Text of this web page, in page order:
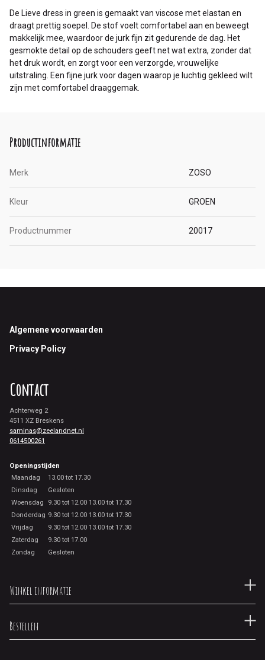
De Lieve dress in green is gemaakt van viscose met elastan en
draagt prettig soepel. De stof voelt comfortabel aan en beweegt
makkelijk mee, waardoor de jurk fijn zit gedurende de dag. Het
gesmokte detail op de schouders geeft net wat extra, zonder dat
het druk wordt, en zorgt voor een verzorgde, vrouwelijke
uitstraling. Een fijne jurk voor dagen waarop je luchtig gekleed wilt
zijn met comfortabel draaggemak.
Productinformatie
Merk ZOSO
Kleur GROEN
Productnummer 20017
Footer
Algemene voorwaarden
Privacy Policy
Contact
Achterweg 2
4511 XZ Breskens
saminas@zeelandnet.nl
0614500261
Openingstijden
Maandag
13.00 tot 17.30
Dinsdag
Gesloten
Woensdag
9.30 tot 12.00 13.00 tot 17.30
Donderdag 9.30 tot 12.00 13.00 tot 17.30
Vrijdag
9.30 tot 12.00 13.00 tot 17.30
Zaterdag
9.30 tot 17.00
Zondag
Gesloten
Winkel informatie
Bestellen